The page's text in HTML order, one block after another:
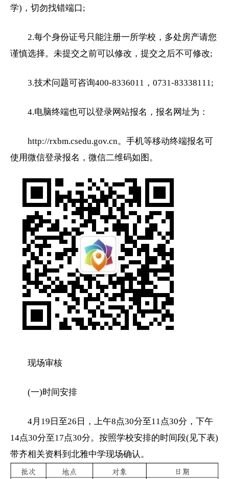
学)，切勿找错端口;
2.每个身份证号只能注册一所学校，多处房产请您
谨慎选择。未提交之前可以修改，提交之后不可修改;
3.技术问题可咨询400-8336011，0731-83338111;
4.电脑终端也可以登录网站报名，报名网址为：
http://rxbm.csedu.gov.cn。手机等移动终端报名可
使用微信登录报名，微信二维码如图。
现场审核
(一)时间安排
4月19日至26日，上午8点30分至11点30分，下午
14点30分至17点30分。按照学校安排的时间段(见下表)
带齐相关资料到北雅中学现场确认。